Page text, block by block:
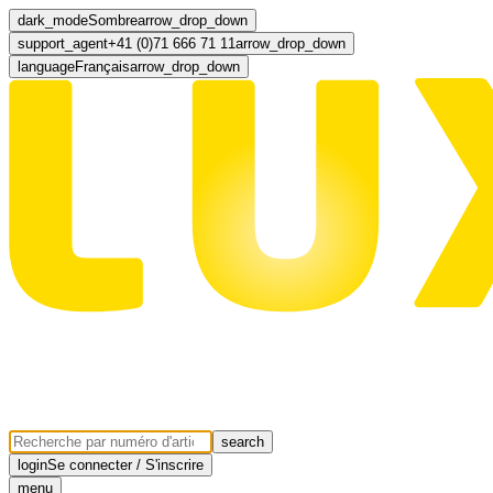
dark_modeSombrearrow_drop_down
support_agent+41 (0)71 666 71 11arrow_drop_down
languageFrançaisarrow_drop_down
search
loginSe connecter / S'inscrire
menu